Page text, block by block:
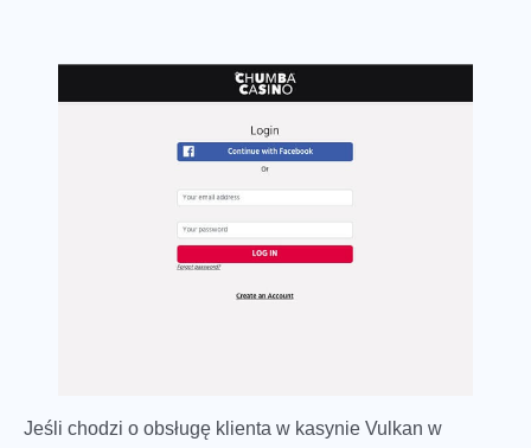
Jeśli chodzi o obsługę klienta w kasynie Vulkan w